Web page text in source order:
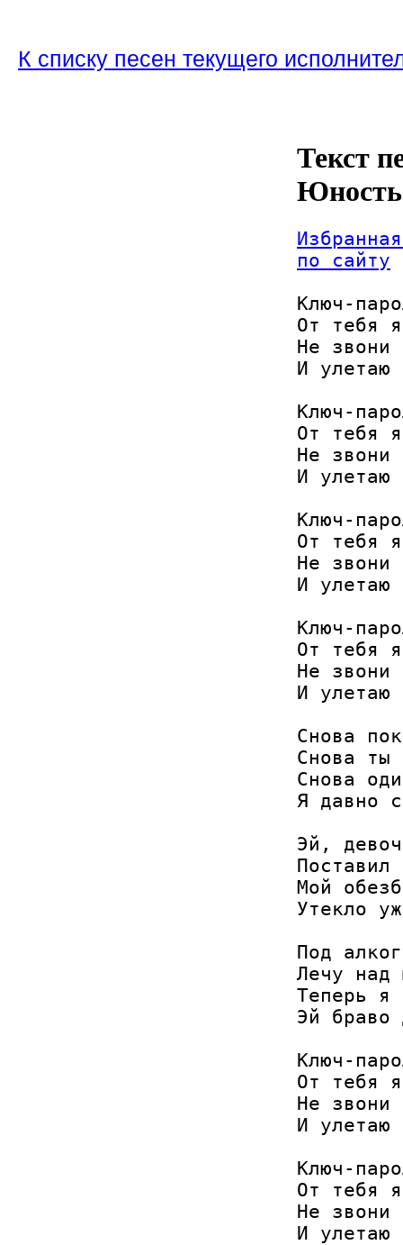
К списку песен текущего
Текст
Юность
по сайту
Ключ-
От тебя
Не звони
И улетаю
Ключ-
От тебя
Не звони
И улетаю
Ключ-
От тебя
Не звони
И улетаю
Ключ-
От тебя
Не звони
И улетаю
Снова
Снова ты
Снова
Я давно
Эй,
Мой
Утекло
Под
Лечу
Теперь я
Эй браво
Ключ-
От тебя
Не звони
И улетаю
Ключ-
От тебя
Не звони
И улетаю